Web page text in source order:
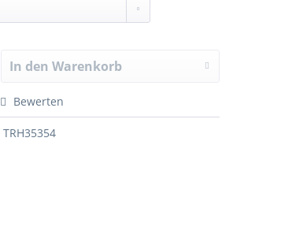
In den Warenkorb
Bewerten
TRH35354